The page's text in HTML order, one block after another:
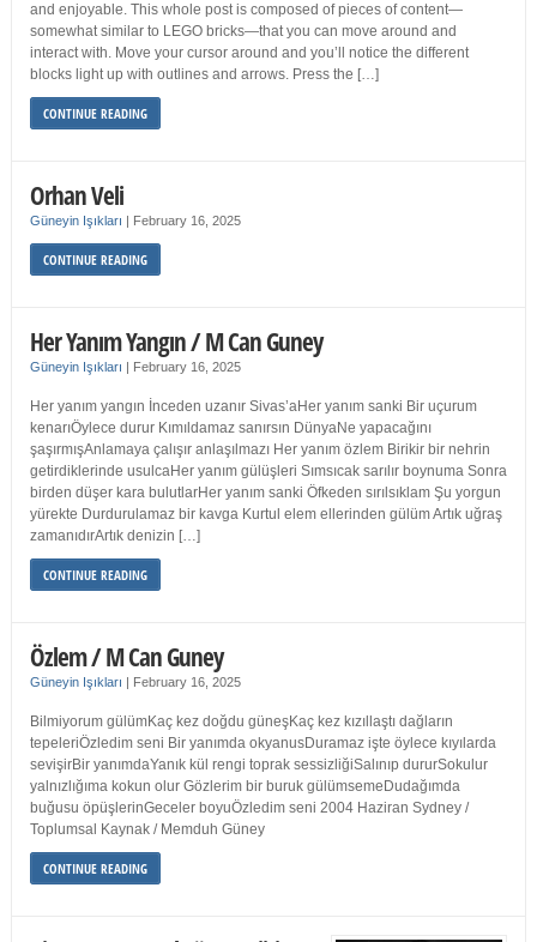
and enjoyable. This whole post is composed of pieces of content—
somewhat similar to LEGO bricks—that you can move around and
interact with. Move your cursor around and you’ll notice the different
blocks light up with outlines and arrows. Press the […]
CONTINUE READING
Orhan Veli
Güneyin Işıkları | February 16, 2025
CONTINUE READING
Her Yanım Yangın / M Can Guney
Güneyin Işıkları | February 16, 2025
Her yanım yangın İnceden uzanır Sivas’aHer yanım sanki Bir uçurum
kenarıÖylece durur Kımıldamaz sanırsın DünyaNe yapacağını
şaşırmışAnlamaya çalışır anlaşılmazı Her yanım özlem Birikir bir nehrin
getirdiklerinde usulcaHer yanım gülüşleri Sımsıcak sarılır boynuma Sonra
birden düşer kara bulutlarHer yanım sanki Öfkeden sırılsıklam Şu yorgun
yürekte Durdurulamaz bir kavga Kurtul elem ellerinden gülüm Artık uğraş
zamanıdırArtık denizin […]
CONTINUE READING
Özlem / M Can Guney
Güneyin Işıkları | February 16, 2025
Bilmiyorum gülümKaç kez doğdu güneşKaç kez kızıllaştı dağların
tepeleriÖzledim seni Bir yanımda okyanusDuramaz işte öylece kıyılarda
sevişirBir yanımdaYanık kül rengi toprak sessizliğiSalınıp dururSokulur
yalnızlığıma kokun olur Gözlerim bir buruk gülümsemeDudağımda
buğusu öpüşlerinGeceler boyuÖzledim seni 2004 Haziran Sydney /
Toplumsal Kaynak / Memduh Güney
CONTINUE READING